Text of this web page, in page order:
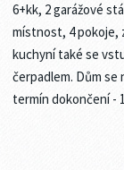
6+kk, 2 garážové
místnost, 4 pokoje,
kuchyní také se
čerpadlem. Dům se
termín dokončení -